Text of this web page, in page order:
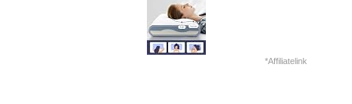
*Affiliatelink